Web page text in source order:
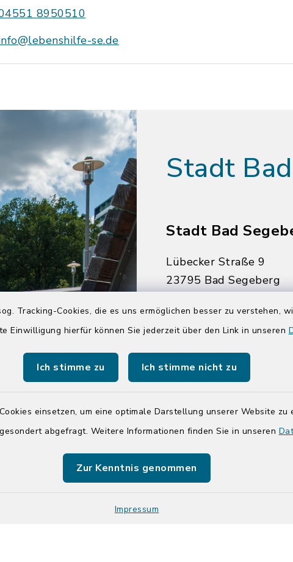
Tracking-Cookies, die es uns ermöglichen besser zu verstehen,
Einwilligung hierfür können Sie jederzeit über den Link in unseren
Ich stimme zu Ich stimme nicht zu
einsetzen, um eine optimale Darstellung unserer Website
abgefragt. Weitere Informationen finden Sie in unseren
Zur Kenntnis genommen
Impressum
8950510
se.de
Stadt
Stadt Bad
Lübecker Straße 9
23795 Bad Segeberg
04551 964-0
04551 964-111
youtube
Quicklinks
Kreis Segeberg
Tourist-Info der Stadt